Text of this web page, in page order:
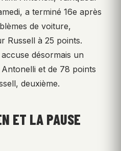
a terminé 16e après
de voiture,
Russell à 25 points.
désormais un
et de 78 points
deuxième.
ET LA PAUSE